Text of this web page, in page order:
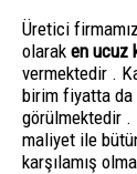
Üretici
olarak en ucuz
vermektedir .
birim fiyatta da
görülmektedir
maliyet ile
karşılamış